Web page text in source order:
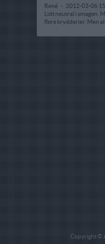
René - 2012-03-06
Lidt neutral i smagen.
flere krydderier. Men
Copyright ©